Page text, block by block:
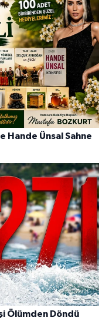
Hande Ünsal Sahne
Ölümden Döndü